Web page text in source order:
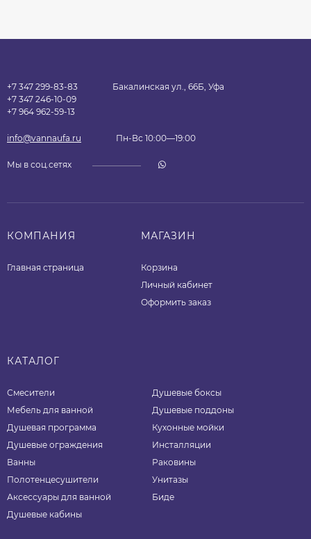
+7 347 299-83-83
+7 347 246-10-09
+7 964 962-59-13
Бакалинская ул., 66Б, Уфа
info@vannaufa.ru Пн-Вс 10:00—19:00
Мы в соц.сетях
КОМПАНИЯ
Главная страница
МАГАЗИН
Корзина
Личный кабинет
Оформить заказ
КАТАЛОГ
Смесители
Мебель для ванной
Душевая программа
Душевые ограждения
Ванны
Полотенцесушители
Аксессуары для ванной
Душевые кабины
Душевые боксы
Душевые поддоны
Кухонные мойки
Инсталляции
Раковины
Унитазы
Биде